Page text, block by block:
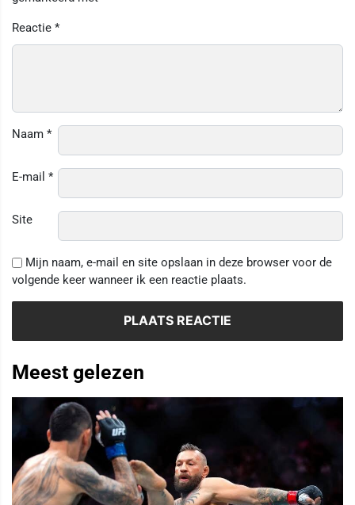
Reactie *
Naam *
E-mail *
Site
Mijn naam, e-mail en site opslaan in deze browser voor de
volgende keer wanneer ik een reactie plaats.
Meest gelezen